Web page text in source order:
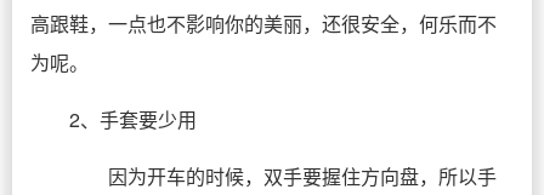
高跟鞋，一点也不影响你的美丽，还很安全，何乐而不
为呢。
2、手套要少用
因为开车的时候，双手要握住方向盘，所以手